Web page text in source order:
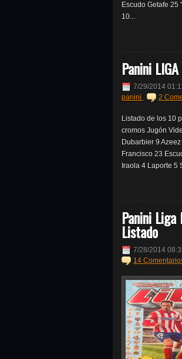
Escudo Getafe
10...
Panini
7/29/2014
panini
2
Listado de los 10
cromos Jugón
Dubarbier 9
Francisco 23
Iraola 4 Laporte 5
Panini
Listado
7/28/2014
14